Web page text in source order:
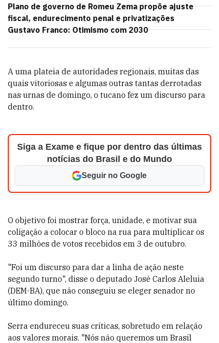
Plano de governo de Romeu Zema propõe ajuste
fiscal, endurecimento penal e privatizações
Gustavo Franco: Otimismo com 2030
A uma plateia de autoridades regionais, muitas das
quais vitoriosas e algumas outras tantas derrotadas
nas urnas de domingo, o tucano fez um discurso para
dentro.
Siga a Exame e fique por dentro das últimas
notícias do Brasil e do Mundo
Seguir no Google
O objetivo foi mostrar força, unidade, e motivar sua
coligação a colocar o bloco na rua para multiplicar os
33 milhões de votos recebidos em 3 de outubro.
"Foi um discurso para dar a linha de ação neste
segundo turno", disse o deputado José Carlos Aleluia
(DEM-BA), que não conseguiu se eleger senador no
último domingo.
Serra endureceu suas críticas, sobretudo em relação
aos valores morais. "Nós não queremos um Brasil